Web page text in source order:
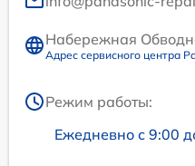
Набережная
Адрес сервисного центра
Режим работы:
Ежедневно с 9:00